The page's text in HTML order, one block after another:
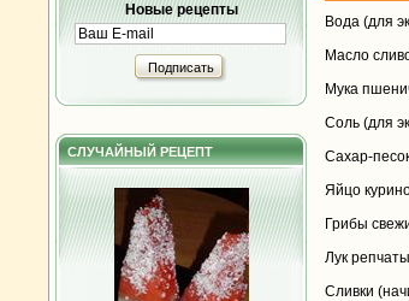
Новые рецепты
Подписать
СЛУЧАЙНЫЙ РЕЦЕПТ
Вода (для
Масло
Мука
Соль (для
Сахар-
Яйцо
Грибы
Лук
Сливки